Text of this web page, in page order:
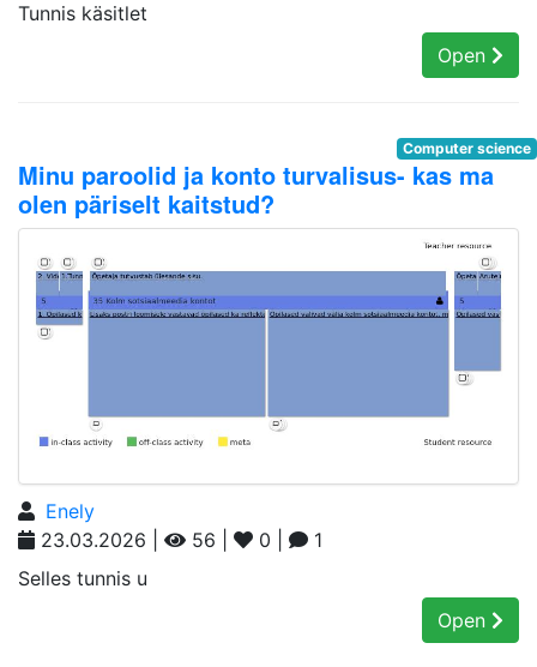
Tunnis käsitlet
Open
Computer science
Minu paroolid ja konto turvalisus- kas ma
olen päriselt kaitstud?
Enely
23.03.2026 |
56 | 0 |
1
Selles tunnis u
Open